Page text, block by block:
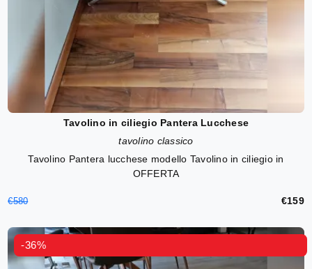
Tavolino in ciliegio Pantera Lucchese
tavolino classico
Tavolino Pantera lucchese modello Tavolino in ciliegio in
OFFERTA
€580 €159
-36%